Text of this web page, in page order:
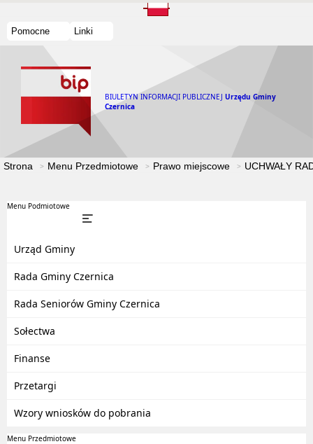
Pomocne Linki
BIULETYN INFORMACJI PUBLICZNEJ Urzędu Gminy
Czernica
Strona Menu Przedmiotowe Prawo miejscowe UCHWAŁY
Menu Podmiotowe
Urząd Gminy
Rada Gminy Czernica
Rada Seniorów Gminy Czernica
Sołectwa
Finanse
Przetargi
Wzory wniosków do pobrania
Menu Przedmiotowe